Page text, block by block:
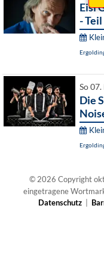
Eisi
- Teil
So
Die
© 2026 Copyright
eingetragene
Datenschutz